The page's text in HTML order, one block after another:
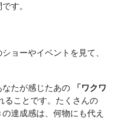
す。
ョーやイベントを見て、
たが感じたあの
「ワクワ
ることです。たくさんの
達成感は、何物にも代え